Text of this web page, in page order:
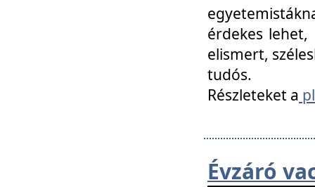
érdekes lehet,
elismert,
tudós.
Részleteket a
Évzáró